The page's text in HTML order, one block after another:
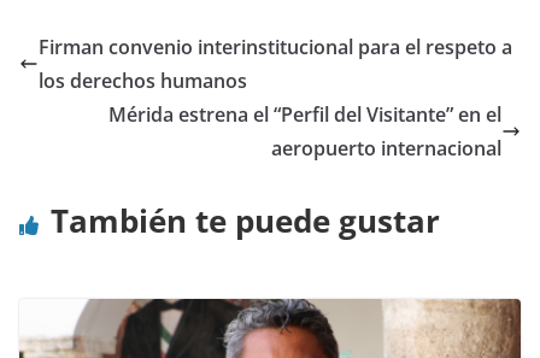
Firman convenio interinstitucional para el respeto a
los derechos humanos
Mérida estrena el “Perfil del Visitante” en el
aeropuerto internacional
También te puede gustar